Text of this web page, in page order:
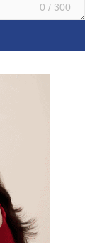
0 / 300